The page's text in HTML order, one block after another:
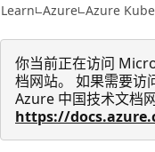
Learn Azure Azure
你当前正在访问
档网站。 如果需要
Azure 中国技术文档
https://